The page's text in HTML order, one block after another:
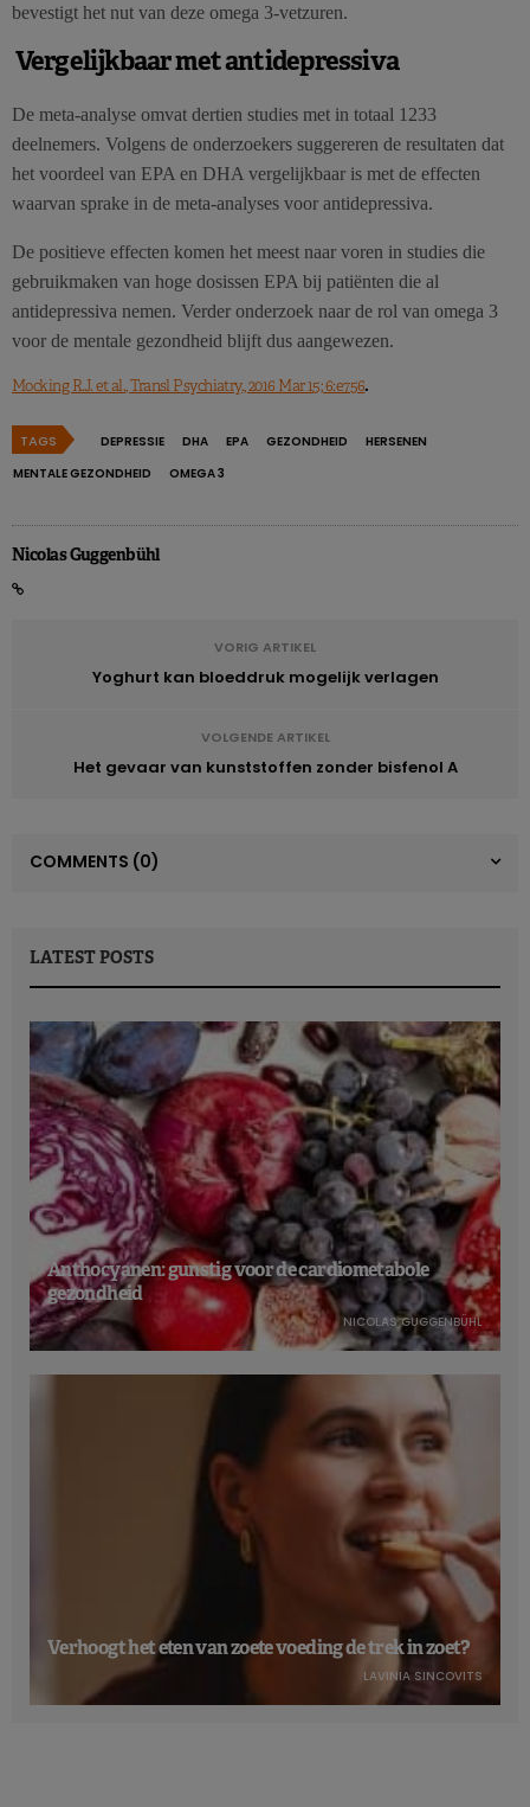
bevestigt het nut van deze omega 3-vetzuren.
Vergelijkbaar met antidepressiva
De meta-analyse omvat dertien studies met in totaal 1233
deelnemers. Volgens de onderzoekers suggereren de resultaten dat
het voordeel van EPA en DHA vergelijkbaar is met de effecten
waarvan sprake in de meta-analyses voor antidepressiva.
De positieve effecten komen het meest naar voren in studies die
gebruikmaken van hoge dosissen EPA bij patiënten die al
antidepressiva nemen. Verder onderzoek naar de rol van omega 3
voor de mentale gezondheid blijft dus aangewezen.
Mocking R.J. et al., Transl Psychiatry., 2016 Mar 15; 6:e756.
TAGS DEPRESSIE DHA EPA GEZONDHEID
HERSENEN
MENTALE GEZONDHEID
OMEGA 3
Nicolas Guggenbühl
VORIG ARTIKEL
Yoghurt kan bloeddruk mogelijk verlagen
VOLGENDE ARTIKEL
Het gevaar van kunststoffen zonder bisfenol A
COMMENTS (0)
LATEST POSTS
Anthocyanen: gunstig voor de cardiometabole
gezondheid
NICOLAS GUGGENBÜHL
Verhoogt het eten van zoete voeding de trek in zoet?
LAVINIA SINCOVITS